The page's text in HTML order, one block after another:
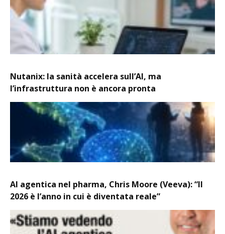
Nutanix: la sanità accelera sull’AI, ma
l’infrastruttura non è ancora pronta
AI agentica nel pharma, Chris Moore (Veeva): “Il
2026 è l’anno in cui è diventata reale”